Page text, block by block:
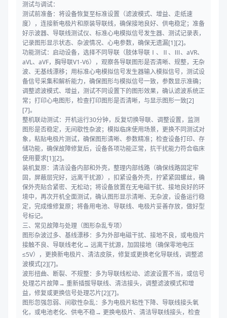
测试与调试：
测试前准备：将设备恢复至标准设置（滤波模式、增益、走纸速
度），连接新电极片和原装导联线，确保接地良好、供电稳定；准备
好示波器、导联线测试仪、标准心电模拟信号发生器、测试记录表，
记录图形显示状态、杂波情况、心电参数，确保无遗漏[1][2]。
功能测试：启动设备，选择不同导联（肢体导联Ⅰ、Ⅱ、Ⅲ、aVR、
aVL、aVF，胸导联V1-V6），观察各导联图形是否清晰、规整，无杂
波、无基线漂移；用标准心电模拟信号发生器输入模拟信号，测试设
备信号采集和解析能力，确保图形与模拟信号一致，参数显示准确；
调整滤波模式、增益，测试不同设置下的图形效果，确认滤波系统正
常；打印心电图形，检查打印图形是否清晰，与显示图形一致[2]
[7]。
整机联动测试：开机运行30分钟，反复切换导联、调整设置，监测
图形是否稳定，无间歇性杂波；模拟临床使用场景，更换不同测试对
象，粘贴电极片测试，确保图形清晰、参数精准；检查设备打印、存
储功能，确保故障修复后，设备各项功能正常，抗干扰能力符合临床
使用要求[1][2]。
装机复原：清洁设备内部和外壳，整理内部线路（确保线路固定牢
固，屏蔽层完好，远离干扰源），扣紧设备外壳，拧紧紧固螺丝，确
保外壳贴合紧密、无松动；将设备放置在无电磁干扰、接地良好的环
境中，再次开机全面测试，确认图形显示清晰、无杂波，设备运行稳
定，完成维修复原；将备用电池、导联线、电极片妥善存放，做好型
号标记。
三、常见故障与处理（图形杂乱专项）
图形杂波过多、基线漂移：多为外部电磁干扰、接地不良，或电极片
接触不良、导联线老化→ 远离干扰源，加固接地（确保零地电压
≤5V），更换新电极片、清洁皮肤，修复或更换老化导联线，调整滤
波模式[2][7]。
波形扭曲、断裂、不规整：多为导联线松动、滤波设置不当，或信号
处理芯片故障→ 重新插拔导联线、清洁接头，调整滤波模式和增
益，修复或更换信号处理芯片[2][7]。
图形忽强忽弱、间歇性杂乱：多为电极片粘性下降、导联线接头氧
化，或电池老化、供电不稳→ 更换电极片、清洁导联线接头，检查